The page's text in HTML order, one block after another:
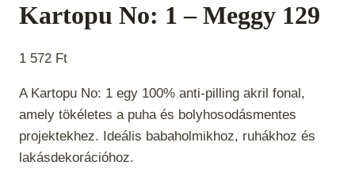
Kartopu No: 1 – Meggy 129
1 572 Ft
A Kartopu No: 1 egy 100% anti-pilling akril fonal,
amely tökéletes a puha és bolyhosodásmentes
projektekhez. Ideális babaholmikhoz, ruhákhoz és
lakásdekorációhoz.